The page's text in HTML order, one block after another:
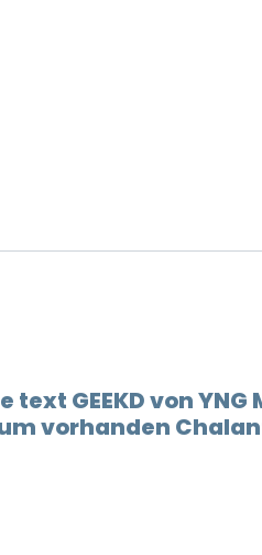
GEEKD von YNG
vorhanden